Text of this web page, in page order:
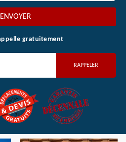
gratuitement